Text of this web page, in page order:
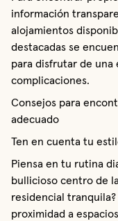
información
alojamientos
destacadas se
para disfrutar de una
complicaciones.
Consejos para
adecuado
Ten en cuenta tu
Piensa en tu rutina
bullicioso centro de
residencial
proximidad a